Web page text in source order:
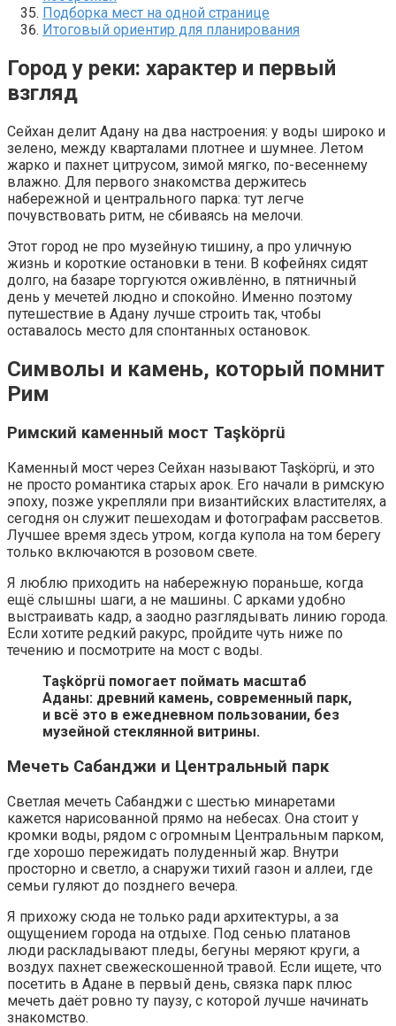
Подборка мест на одной странице
Итоговый ориентир для планирования
Город у реки: характер и первый
взгляд
Сейхан делит Адану на два настроения: у воды широко и
зелено, между кварталами плотнее и шумнее. Летом
жарко и пахнет цитрусом, зимой мягко, по-весеннему
влажно. Для первого знакомства держитесь
набережной и центрального парка: тут легче
почувствовать ритм, не сбиваясь на мелочи.
Этот город не про музейную тишину, а про уличную
жизнь и короткие остановки в тени. В кофейнях сидят
долго, на базаре торгуются оживлённо, в пятничный
день у мечетей людно и спокойно. Именно поэтому
путешествие в Адану лучше строить так, чтобы
оставалось место для спонтанных остановок.
Символы и камень, который помнит
Рим
Римский каменный мост Taşköprü
Каменный мост через Сейхан называют Taşköprü, и это
не просто романтика старых арок. Его начали в римскую
эпоху, позже укрепляли при византийских властителях, а
сегодня он служит пешеходам и фотографам рассветов.
Лучшее время здесь утром, когда купола на том берегу
только включаются в розовом свете.
Я люблю приходить на набережную пораньше, когда
ещё слышны шаги, а не машины. С арками удобно
выстраивать кадр, а заодно разглядывать линию города.
Если хотите редкий ракурс, пройдите чуть ниже по
течению и посмотрите на мост с воды.
Таşköprü помогает поймать масштаб
Аданы: древний камень, современный парк,
и всё это в ежедневном пользовании, без
музейной стеклянной витрины.
Мечеть Сабанджи и Центральный парк
Светлая мечеть Сабанджи с шестью минаретами
кажется нарисованной прямо на небесах. Она стоит у
кромки воды, рядом с огромным Центральным парком,
где хорошо пережидать полуденный жар. Внутри
просторно и светло, а снаружи тихий газон и аллеи, где
семьи гуляют до позднего вечера.
Я прихожу сюда не только ради архитектуры, а за
ощущением города на отдыхе. Под сенью платанов
люди раскладывают пледы, бегуны меряют круги, а
воздух пахнет свежескошенной травой. Если ищете, что
посетить в Адане в первый день, связка парк плюс
мечеть даёт ровно ту паузу, с которой лучше начинать
знакомство.